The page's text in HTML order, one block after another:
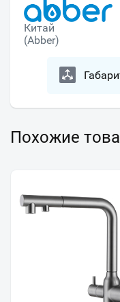
Китай
(Abber)
Похожие